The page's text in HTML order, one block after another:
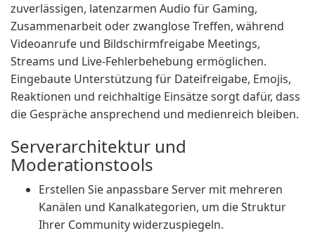
zuverlässigen, latenzarmen Audio für Gaming,
Zusammenarbeit oder zwanglose Treffen, während
Videoanrufe und Bildschirmfreigabe Meetings,
Streams und Live-Fehlerbehebung ermöglichen.
Eingebaute Unterstützung für Dateifreigabe, Emojis,
Reaktionen und reichhaltige Einsätze sorgt dafür, dass
die Gespräche ansprechend und medienreich bleiben.
Serverarchitektur und
Moderationstools
Erstellen Sie anpassbare Server mit mehreren
Kanälen und Kanalkategorien, um die Struktur
Ihrer Community widerzuspiegeln.